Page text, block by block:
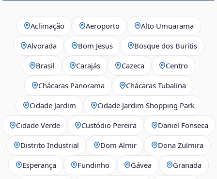
Aclimação Aeroporto Alto Umuarama
Alvorada Bom Jesus Bosque dos Buritis
Brasil Carajás Cazeca Centro
Chácaras Panorama Chácaras Tubalina
Cidade Jardim Cidade Jardim Shopping Park
Cidade Verde Custódio Pereira Daniel Fonseca
Distrito Industrial Dom Almir Dona Zulmira
Esperança Fundinho Gávea Granada